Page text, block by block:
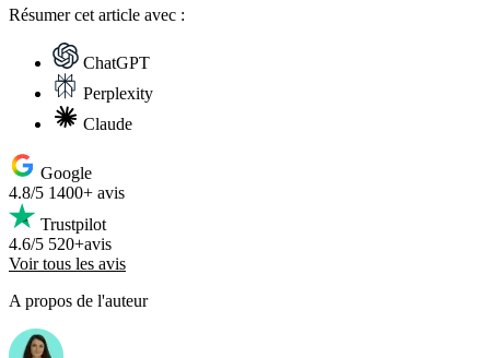
Résumercet article avec :
ChatGPT
Perplexity
Claude
Google
4.8/5 1400+ avis
Trustpilot
4.6/5 520+avis
Voir tous les avis
A propos de l'auteur